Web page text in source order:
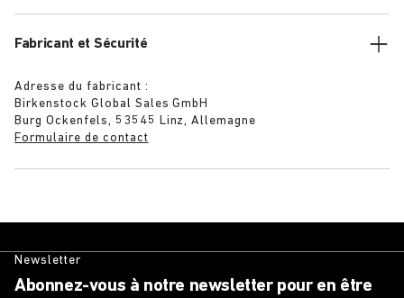
Fabricant et Sécurité
Adresse du fabricant :
Birkenstock Global Sales GmbH
Burg Ockenfels, 53545 Linz, Allemagne
Formulaire de contact
Newsletter
Abonnez-vous à notre newsletter pour en être